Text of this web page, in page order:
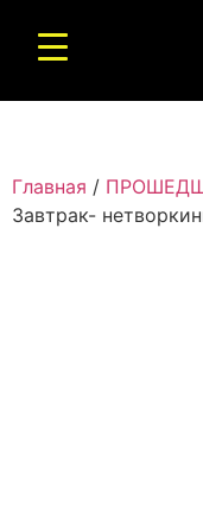
Главная /
Завтрак-